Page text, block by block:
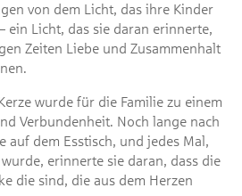
von dem Licht, das ihre Kinder
ein Licht, das sie daran erinnerte,
Zeiten Liebe und Zusammenhalt
wurde für die Familie zu einem
Verbundenheit. Noch lange nach
auf dem Esstisch, und jedes Mal,
erinnerte sie daran, dass die
die sind, die aus dem Herzen